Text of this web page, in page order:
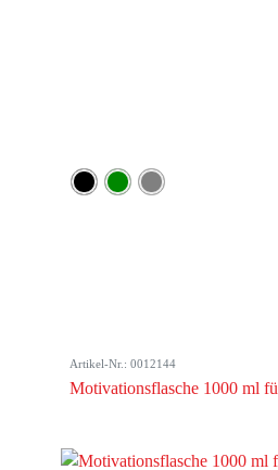
Artikel-Nr.: 0012144
Motivationsflasche 1000 ml